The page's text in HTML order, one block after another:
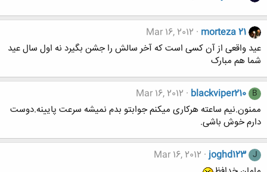
morteza 21
Mar 16, 2012
عید واقعی از آن کسی است که آخر سالش را جشن بگیرد نه اول سال عید
شما هم مبارک
B
blackviper210
Mar 16, 2012
ممنون.نيم ساعته هركاری ميكنم جوابتو بدم نميشه سرعت پايينه.دوست
دارم خوش باشی.
J
joghd123
Mar 16, 2012